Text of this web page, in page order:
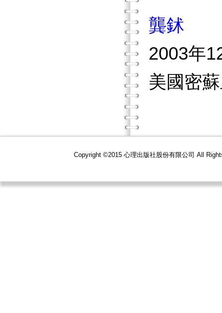
龔鉥
2003年
美國密
Copyright ©2015 心理出版社股份有限公司 All